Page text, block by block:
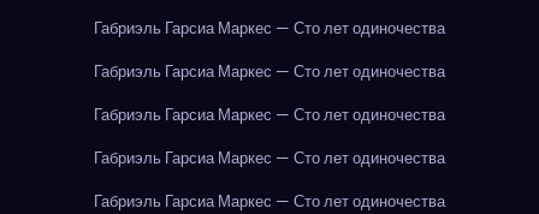
Габриэль Гарсиа Маркес — Сто лет одиночества
Габриэль Гарсиа Маркес — Сто лет одиночества
Габриэль Гарсиа Маркес — Сто лет одиночества
Габриэль Гарсиа Маркес — Сто лет одиночества
Габриэль Гарсиа Маркес — Сто лет одиночества